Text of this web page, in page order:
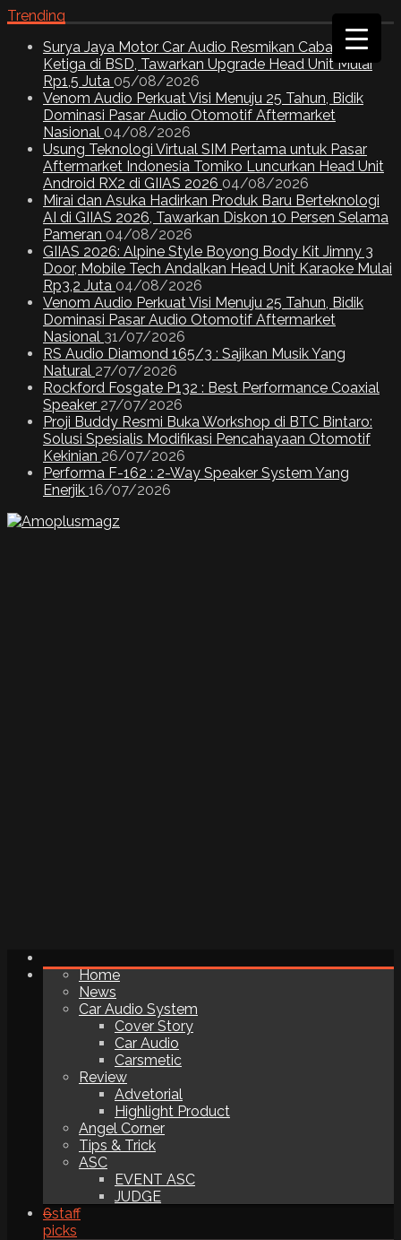
Trending
Surya Jaya Motor Car Audio Resmikan Cabang
Ketiga di BSD, Tawarkan Upgrade Head Unit Mulai
Rp1,5 Juta 05/08/2026
Venom Audio Perkuat Visi Menuju 25 Tahun, Bidik
Dominasi Pasar Audio Otomotif Aftermarket
Nasional 04/08/2026
Usung Teknologi Virtual SIM Pertama untuk Pasar
Aftermarket Indonesia Tomiko Luncurkan Head Unit
Android RX2 di GIIAS 2026 04/08/2026
Mirai dan Asuka Hadirkan Produk Baru Berteknologi
AI di GIIAS 2026, Tawarkan Diskon 10 Persen Selama
Pameran 04/08/2026
GIIAS 2026: Alpine Style Boyong Body Kit Jimny 3
Door, Mobile Tech Andalkan Head Unit Karaoke Mulai
Rp3,2 Juta 04/08/2026
Venom Audio Perkuat Visi Menuju 25 Tahun, Bidik
Dominasi Pasar Audio Otomotif Aftermarket
Nasional 31/07/2026
RS Audio Diamond 165/3 : Sajikan Musik Yang
Natural 27/07/2026
Rockford Fosgate P132 : Best Performance Coaxial
Speaker 27/07/2026
Proji Buddy Resmi Buka Workshop di BTC Bintaro:
Solusi Spesialis Modifikasi Pencahayaan Otomotif
Kekinian 26/07/2026
Performa F-162 : 2-Way Speaker System Yang
Enerjik 16/07/2026
Home
News
Car Audio System
Cover Story
Car Audio
Carsmetic
Review
Advetorial
Highlight Product
Angel Corner
Tips & Trick
ASC
EVENT ASC
JUDGE
6staff
picks